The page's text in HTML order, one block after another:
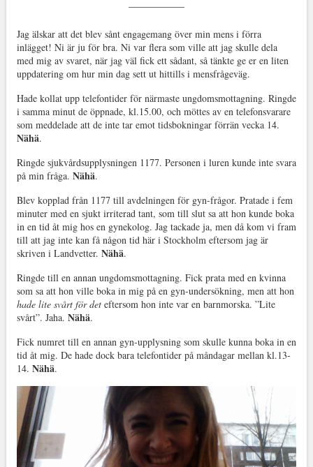
Jag älskar att det blev sånt engagemang över min mens i förra
inlägget! Ni är ju för bra. Ni var flera som ville att jag skulle dela
med mig av svaret, när jag väl fick ett sådant, så tänkte ge er en liten
uppdatering om hur min dag sett ut hittills i mensfrågeväg.
Hade kollat upp telefontider för närmaste ungdomsmottagning. Ringde
i samma minut de öppnade, kl.15.00, och möttes av en telefonsvarare
som meddelade att de inte tar emot tidsbokningar förrän vecka 14.
Nähä.
Ringde sjukvårdsupplysningen 1177. Personen i luren kunde inte svara
på min fråga. Nähä.
Blev kopplad från 1177 till avdelningen för gyn-frågor. Pratade i fem
minuter med en sjukt irriterad tant, som till slut sa att hon kunde boka
in en tid åt mig hos en gynekolog. Jag tackade ja, men då kom vi fram
till att jag inte kan få någon tid här i Stockholm eftersom jag är
skriven i Landvetter. Nähä.
Ringde till en annan ungdomsmottagning. Fick prata med en kvinna
som sa att hon ville boka in mig på en gyn-undersökning, men att hon
hade lite svårt för det eftersom hon inte var en barnmorska. ”Lite
svårt”. Jaha. Nähä.
Fick numret till en annan gyn-upplysning som skulle kunna boka in en
tid åt mig. De hade dock bara telefontider på måndagar mellan kl.13-
14. Nähä.